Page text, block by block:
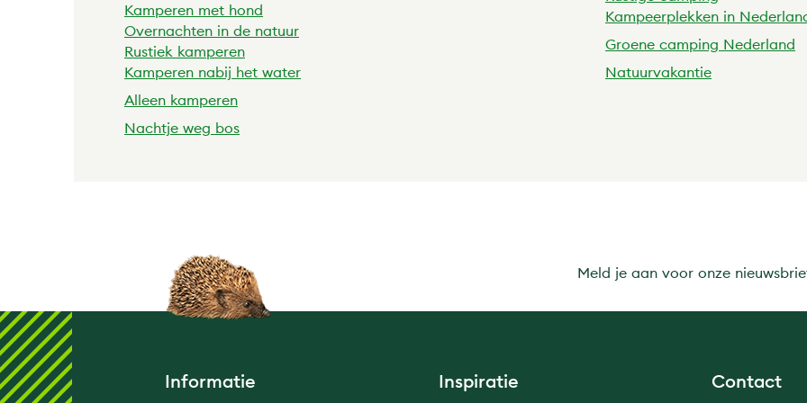
Kamperen met hond
Overnachten in de natuur
Rustiek kamperen
Kamperen nabij het water
Alleen kamperen
Nachtje weg bos
Kampeerplekken in
Groene camping Nederland
Natuurvakantie
Meld je aan voor onze
Informatie Inspiratie Contact